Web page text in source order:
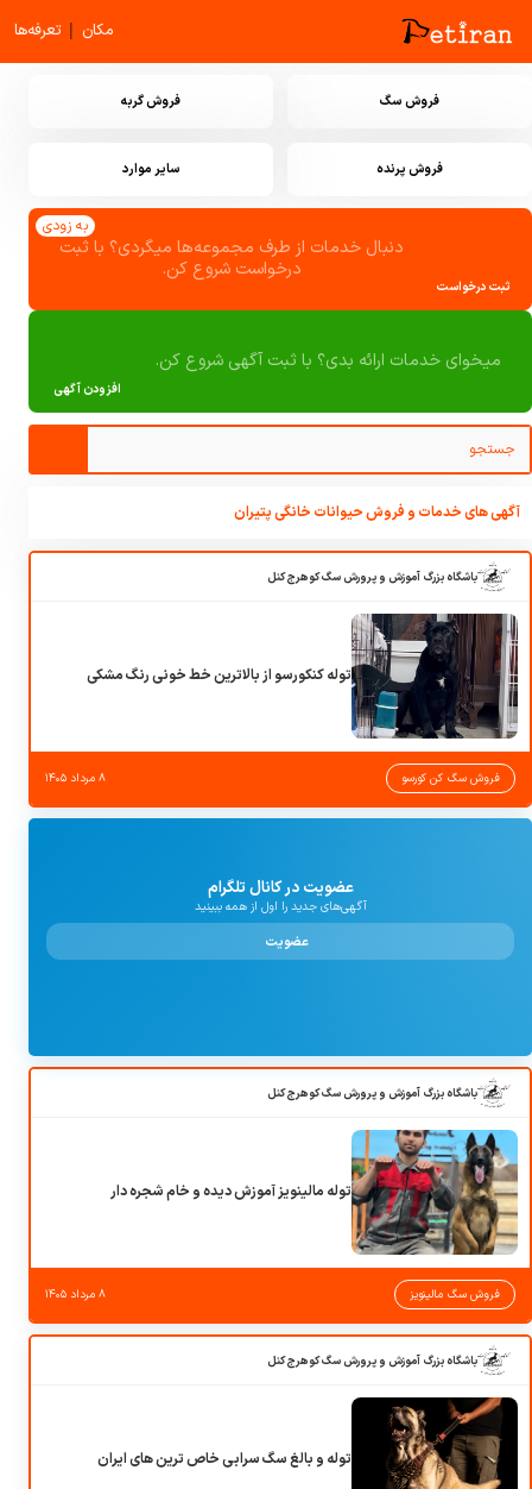
مکان | تعرفه‌ها
فروش سگ فروش گربه
فروش پرنده سایر موارد
ثبت درخواست
دنبال خدمات از طرف مجموعه‌ها میگردی؟ با ثبت
درخواست شروع کن.
به زودی
افزودن آگهی
میخوای خدمات ارائه بدی؟ با ثبت آگهی شروع کن.
آگهی های خدمات و فروش حیوانات خانگی پتیران
باشگاه بزرگ آموزش و پرورش سگ کوهرج کنل
توله کنکورسو از بالاترین خط خونی رنگ مشکی
فروش سگ کن کورسو ۸ مرداد ۱۴۰۵
عضویت در کانال تلگرام
آگهی‌های جدید را اول از همه ببینید
عضویت
باشگاه بزرگ آموزش و پرورش سگ کوهرج کنل
توله مالینویز آموزش دیده و خام شجره دار
فروش سگ مالینویز ۸ مرداد ۱۴۰۵
باشگاه بزرگ آموزش و پرورش سگ کوهرج کنل
توله و بالغ سگ سرابی خاص ترین های ایران